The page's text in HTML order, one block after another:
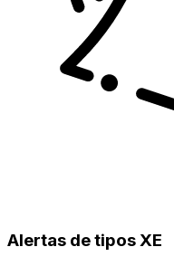
Alertas de tipos XE